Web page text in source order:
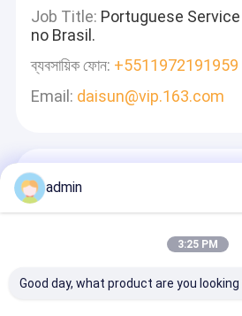
Job Title: Portuguese
no Brasil.
ব্যবসায়িক ফোন: +5511972191959
Email: daisun@vip.163.com
admin
3:25 PM
Good day, what product are you looking